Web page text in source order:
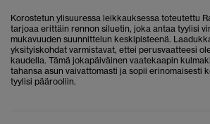
Korostetun ylisuuressa leikkauksessa toteutettu
tarjoaa erittäin rennon siluetin, joka antaa tyylisi
mukavuuden suunnittelun keskipisteenä.
yksityiskohdat varmistavat, ettei perusvaatteesi
kaudella. Tämä jokapäiväinen vaatekaapin
tahansa asun vaivattomasti ja sopii erinomaisesti
tyylisi päärooliin.